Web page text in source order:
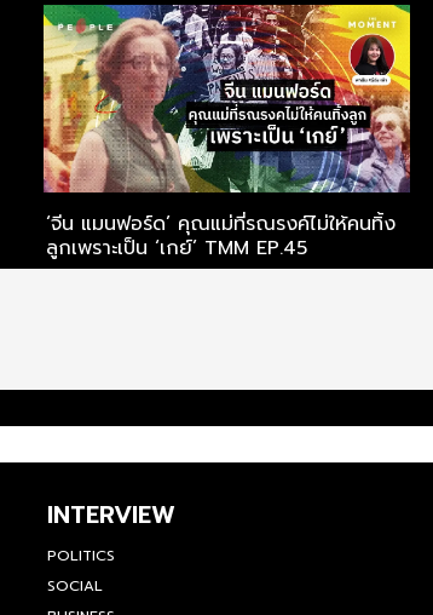
‘จีน แมนฟอร์ด’ คุณแม่ที่รณรงค์ไม่ให้คนทิ้ง
ลูกเพราะเป็น ‘เกย์’ TMM EP.45
INTERVIEW
POLITICS
SOCIAL